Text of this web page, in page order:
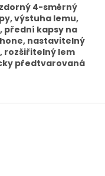
4-směrný
výstuha lemu,
přední kapsy na
nastavitelný
rozšiřitelný lem
předtvarovaná